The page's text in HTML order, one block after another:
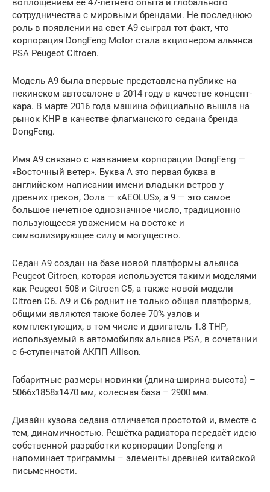
сотрудничества с мировыми брендами. Не последнюю
роль в появлении на свет A9 сыграл тот факт, что
корпорация DongFeng Motor стала акционером альянса
PSA Peugeot Citroen.
Модель А9 была впервые представлена публике на
пекинском автосалоне в 2014 году в качестве концепт-
кара. В марте 2016 года машина официально вышла на
рынок КНР в качестве флагманского седана бренда
DongFeng.
Имя A9 связано с названием корпорации DongFeng —
«Восточный ветер». Буква А это первая буква в
английском написании имени владыки ветров у
древних греков, Эола — «AEOLUS», а 9 — это самое
большое нечетное однозначное число, традиционно
пользующееся уважением на востоке и
символизирующее силу и могущество.
Седан А9 создан на базе новой платформы альянса
Peugeot Citroen, которая используется такими моделями
как Peugeot 508 и Citroen С5, а также новой модели
Citroen С6. А9 и С6 роднит не только общая платформа,
общими являются также более 70% узлов и
комплектующих, в том числе и двигатель 1.8 ТНР,
используемый в автомобилях альянса PSA, в сочетании
с 6-ступенчатой АКПП Allison.
Габаритные размеры новинки (длина-ширина-высота) –
5066х1858х1470 мм, колесная база – 2900 мм.
Дизайн кузова седана отличается простотой и, вместе с
тем, динамичностью. Решётка радиатора передаёт идею
собственной разработки корпорации Dongfeng и
напоминает триграммы – элементы древней китайской
письменности.